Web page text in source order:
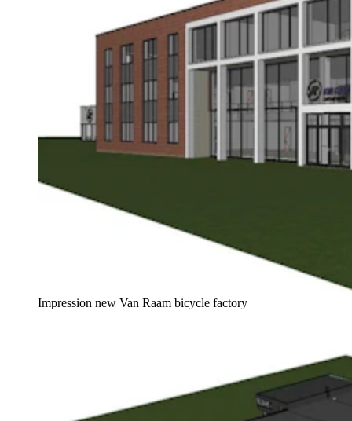
Impression new Van Raam bicycle factory